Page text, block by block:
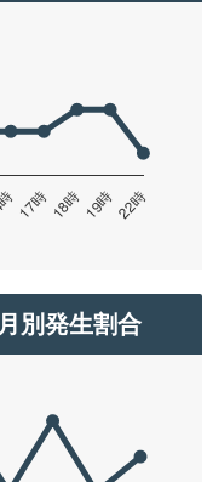
別発生割合